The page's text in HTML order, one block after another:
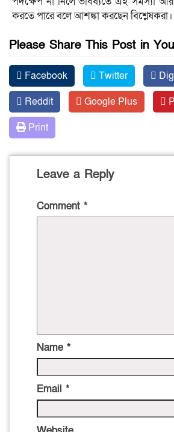
করতে পারে বলে আশঙ্কা করছেন বিশ্লেষকরা।
Please Share This Post in
Facebook Twitter
Reddit
Google Plus
Print
Leave a Reply
Comment *
Name *
Email *